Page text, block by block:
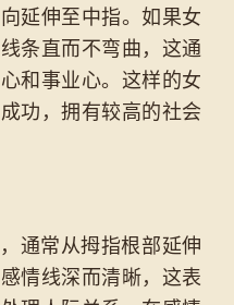
延伸至中指。如果女
条直而不弯曲，这通
和事业心。这样的女
功，拥有较高的社会
通常从拇指根部延伸
情线深而清晰，这表